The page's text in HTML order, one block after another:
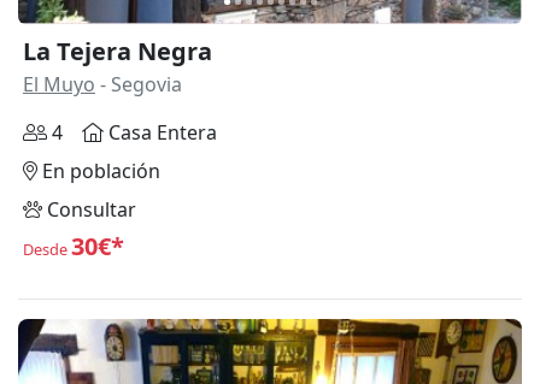
La Tejera Negra
El Muyo - Segovia
4
Casa Entera
En población
Consultar
Desde30€*